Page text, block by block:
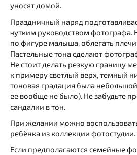
уносят домой.
Праздничный наряд
чутким руководством фотографа.
по фигуре малыша, облегать
Пастельные тона сделают
Не стоит делать резкую границу
к примеру светлый верх, темный
тоновая градация была
ее вообще не было). Не забудьте
сандалии в тон.
При желании можно
ребёнка из коллекции фотостудии.
Если предполагаются семейные